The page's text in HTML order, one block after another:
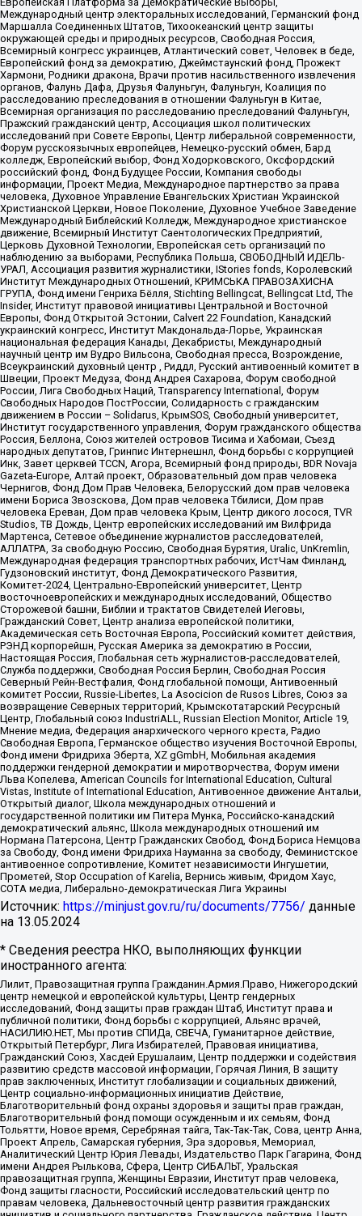
Международный центр электоральных исследований, Германский фонд
Маршалла Соединенных Штатов, Тихоокеанский центр защиты
окружающей среды и природных ресурсов, Свободная Россия,
Всемирный конгресс украинцев, Атлантический совет, Человек в беде,
Европейский фонд за демократию, Джеймстаунский фонд, Прожект
Хармони, Родники дракона, Врачи против насильственного извлечения
органов, Фалунь Дафа, Друзья Фалуньгун, Фалуньгун, Коалиция по
расследованию преследования в отношении Фалуньгун в Китае,
Всемирная организация по расследованию преследований Фалуньгун,
Пражский гражданский центр, Ассоциация школ политических
исследований при Совете Европы, Центр либеральной современности,
Форум русскоязычных европейцев, Немецко-русский обмен, Бард
колледж, Европейский выбор, Фонд Ходорковского, Оксфордский
российский фонд, Фонд Будущее России, Компания свободы
информации, Проект Медиа, Международное партнерство за права
человека, Духовное Управление Евангельских Христиан Украинской
Христианской Церкви, Новое Поколение, Духовное Учебное Заведение
Международный Библейский Колледж, Международное христианское
движение, Всемирный Институт Саентологических Предприятий,
Церковь Духовной Технологии, Европейская сеть организаций по
наблюдению за выборами, Республика Польша, СВОБОДНЫЙ ИДЕЛЬ-
УРАЛ, Ассоциация развития журналистики, IStories fonds, Королевский
Институт Международных Отношений, КРИМСЬКА ПРАВОЗАХИСНА
ГРУПА, Фонд имени Генриха Бёлля, Stichting Bellingcat, Bellingcat Ltd, The
Insider, Институт правовой инициативы Центральной и Восточной
Европы, Фонд Открытой Эстонии, Calvert 22 Foundation, Канадский
украинский конгресс, Институт Макдональда-Лорье, Украинская
национальная федерация Канады, Декабристы, Международный
научный центр им Вудро Вильсона, Свободная пресса, Возрождение,
Всеукраинский духовный центр , Риддл, Русский антивоенный комитет в
Швеции, Проект Медуза, Фонд Андрея Сахарова, Форум свободной
России, Лига Свободных Наций, Transparеncy International, Форум
Свободных Народов ПостРоссии, Солидарность с гражданским
движением в России – Solidarus, КрымSOS, Свободный университет,
Институт государственного управления, Форум гражданского общества
Россия, Беллона, Союз жителей островов Тисима и Хабомаи, Съезд
народных депутатов, Гринпис Интернешнл, Фонд борьбы с коррупцией
Инк, Завет церквей TCCN, Агора, Всемирный фонд природы, BDR Novaja
Gazeta-Europe, Алтай проект, Образовательный дом прав человека
Чернигов, Фонд Дом Прав Человека, Белорусский дом прав человека
имени Бориса Звозскова, Дом прав человека Тбилиси, Дом прав
человека Ереван, Дом прав человека Крым, Центр дикого лосося, TVR
Studios, ТВ Дождь, Центр европейских исследований им Вилфрида
Мартенса, Сетевое объединение журналистов расследователей,
АЛЛАТРА, За свободную Россию, Свободная Бурятия, Uralic, UnKremlin,
Международная федерация транспортных рабочих, ИстЧам Финланд,
Гудзоновский институт, Фонд Демократического Развития,
Комитет-2024, Центрально-Европейский университет, Центр
восточноевропейских и международных исследований, Общество
Сторожевой башни, Библии и трактатов Свидетелей Иеговы,
Гражданский Совет, Центр анализа европейской политики,
Академическая сеть Восточная Европа, Российский комитет действия,
РЭНД корпорейшн, Русская Америка за демократию в России,
Настоящая Россия, Глобальная сеть журналистов-расследователей,
Служба поддержки, Свободная Россия Берлин, Свободная Россия
Северный Рейн-Вестфалия, Фонд глобальной помощи, Антивоенный
комитет России, Russie-Libertes, La Asocicion de Rusos Libres, Союз за
возвращение Северных территорий, Крымскотатарский Ресурсный
Центр, Глобальный союз IndustriALL, Russian Election Monitor, Article 19,
Мнение медиа, Федерация анархического черного креста, Радио
Свободная Европа, Германское общество изучения Восточной Европы,
Фонд имени Фридриха Эберта, XZ gGmbH, Мобильная академия
поддержки гендерной демократии и миротворчества, Форум имени
Льва Копелева, American Councils for International Education, Cultural
Vistas, Institute of International Education, Антивоенное движение Антальи,
Открытый диалог, Школа международных отношений и
государственной политики им Питера Мунка, Российско-канадский
демократический альянс, Школа международных отношений им
Нормана Патерсона, Центр Гражданских Свобод, Фонд Бориса Немцова
за Свободу, Фонд имени Фридриха Науманна за свободу, Феминистское
антивоенное сопротивление, Комитет независимости Ингушетии,
Прометей, Stop Occupation of Karelia, Вернись живым, Фридом Хаус,
СОТА медиа, Либерально-демократическая Лига Украины
Источник: https://minjust.gov.ru/ru/documents/7756/ данные
на 13.05.2024
* Сведения реестра НКО, выполняющих функции
иностранного агента:
Лилит, Правозащитная группа Гражданин.Армия.Право, Нижегородский
центр немецкой и европейской культуры, Центр гендерных
исследований, Фонд защиты прав граждан Штаб, Институт права и
публичной политики, Фонд борьбы с коррупцией, Альянс врачей,
НАСИЛИЮ.НЕТ, Мы против СПИДа, СВЕЧА, Гуманитарное действие,
Открытый Петербург, Лига Избирателей, Правовая инициатива,
Гражданский Союз, Хасдей Ерушалаим, Центр поддержки и содействия
развитию средств массовой информации, Горячая Линия, В защиту
прав заключенных, Институт глобализации и социальных движений,
Центр социально-информационных инициатив Действие,
Благотворительный фонд охраны здоровья и защиты прав граждан,
Благотворительный фонд помощи осужденным и их семьям, Фонд
Тольятти, Новое время, Серебряная тайга, Так-Так-Так, Сова, центр Анна,
Проект Апрель, Самарская губерния, Эра здоровья, Мемориал,
Аналитический Центр Юрия Левады, Издательство Парк Гагарина, Фонд
имени Андрея Рылькова, Сфера, Центр СИБАЛЬТ, Уральская
правозащитная группа, Женщины Евразии, Институт прав человека,
Фонд защиты гласности, Российский исследовательский центр по
правам человека, Дальневосточный центр развития гражданских